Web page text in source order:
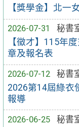
【獎學金】北一
2026-07-31
秘書
【徵才】115年
章及報名表
2026-07-12
秘書
2026第14屆綠衣
報導
2026-06-25
秘書